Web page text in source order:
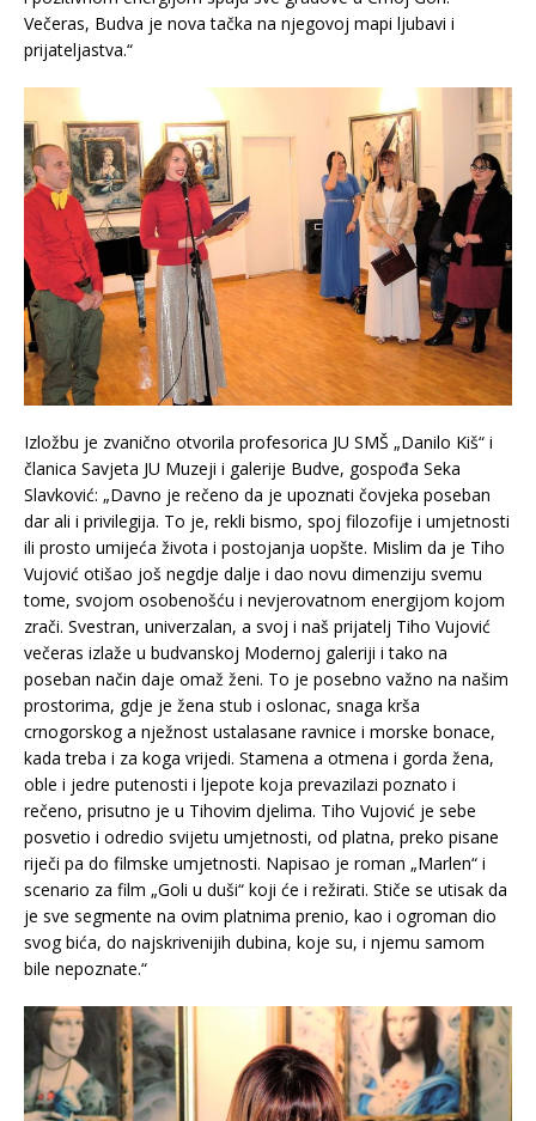
Večeras, Budva je nova tačka na njegovoj mapi ljubavi i
prijateljastva.“
Izložbu je zvanično otvorila profesorica JU SMŠ „Danilo Kiš“ i
članica Savjeta JU Muzeji i galerije Budve, gospođa Seka
Slavković: „Davno je rečeno da je upoznati čovjeka poseban
dar ali i privilegija. To je, rekli bismo, spoj filozofije i umjetnosti
ili prosto umijeća života i postojanja uopšte. Mislim da je Tiho
Vujović otišao još negdje dalje i dao novu dimenziju svemu
tome, svojom osobenošću i nevjerovatnom energijom kojom
zrači. Svestran, univerzalan, a svoj i naš prijatelj Tiho Vujović
večeras izlaže u budvanskoj Modernoj galeriji i tako na
poseban način daje omaž ženi. To je posebno važno na našim
prostorima, gdje je žena stub i oslonac, snaga krša
crnogorskog a nježnost ustalasane ravnice i morske bonace,
kada treba i za koga vrijedi. Stamena a otmena i gorda žena,
oble i jedre putenosti i ljepote koja prevazilazi poznato i
rečeno, prisutno je u Tihovim djelima. Tiho Vujović je sebe
posvetio i odredio svijetu umjetnosti, od platna, preko pisane
riječi pa do filmske umjetnosti. Napisao je roman „Marlen“ i
scenario za film „Goli u duši“ koji će i režirati. Stiče se utisak da
je sve segmente na ovim platnima prenio, kao i ogroman dio
svog bića, do najskrivenijih dubina, koje su, i njemu samom
bile nepoznate.“